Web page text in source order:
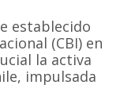
establecido
(CBI) en
la activa
impulsada